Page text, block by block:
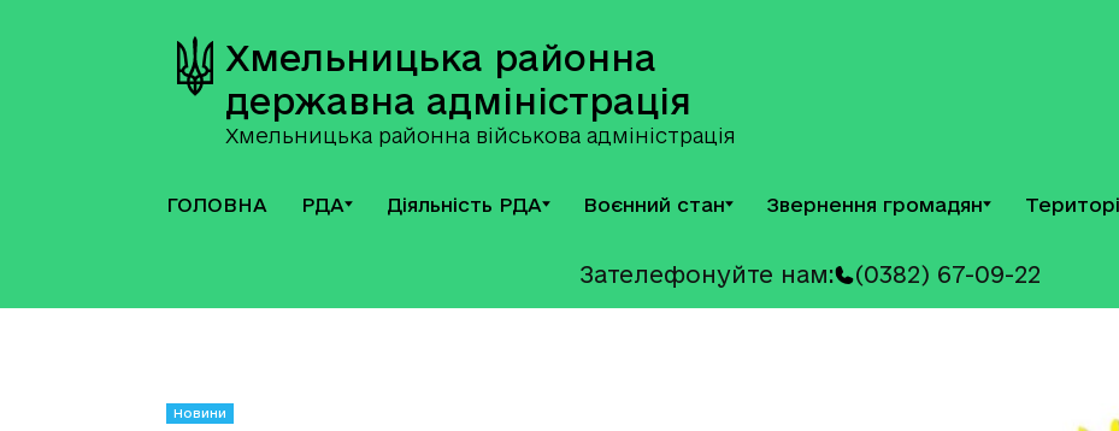
Хмельницька районна
державна адміністрація
Хмельницька районна військова адміністрація
ГОЛОВНА РДА Діяльність РДА Воєнний стан Звернення громадян
Зателефонуйте нам: (0382) 67-09-22
Новини